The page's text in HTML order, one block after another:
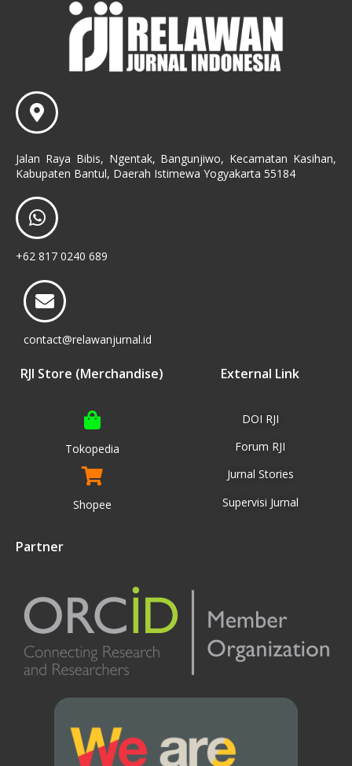
Jalan Raya Bibis, Ngentak, Bangunjiwo, Kecamatan Kasihan,
Kabupaten Bantul, Daerah Istimewa Yogyakarta 55184
+62 817 0240 689
contact@relawanjurnal.id
RJI Store (Merchandise)
Tokopedia
Shopee
External Link
DOI RJI
Forum RJI
Jurnal Stories
Supervisi Jurnal
Partner